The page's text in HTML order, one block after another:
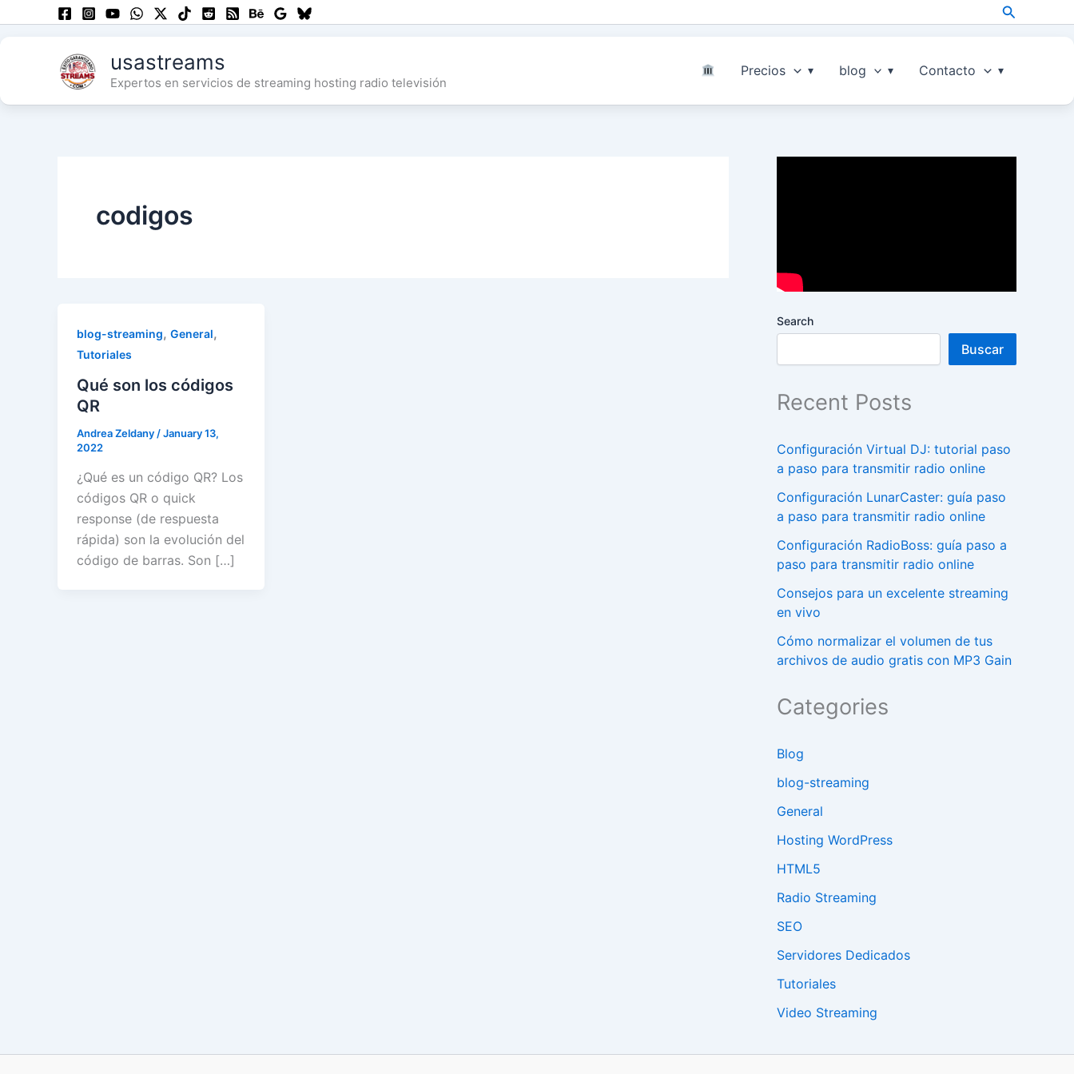
Search
usastreams
Expertos en servicios de streaming hosting radio televisión
Precios blog Contacto
codigos
blog-streaming, General,
Tutoriales
Qué son los códigos
QR
Andrea Zeldany /January 13,
2022
¿Qué es un código QR? Los
códigos QR o quick
response (de respuesta
rápida) son la evolución del
código de barras. Son […]
Search
Buscar
Recent Posts
Configuración Virtual DJ: tutorial paso
a paso para transmitir radio online
Configuración LunarCaster: guía paso
a paso para transmitir radio online
Configuración RadioBoss: guía paso a
paso para transmitir radio online
Consejos para un excelente streaming
en vivo
Cómo normalizar el volumen de tus
archivos de audio gratis con MP3 Gain
Categories
Blog
blog-streaming
General
Hosting WordPress
HTML5
Radio Streaming
SEO
Servidores Dedicados
Tutoriales
Video Streaming